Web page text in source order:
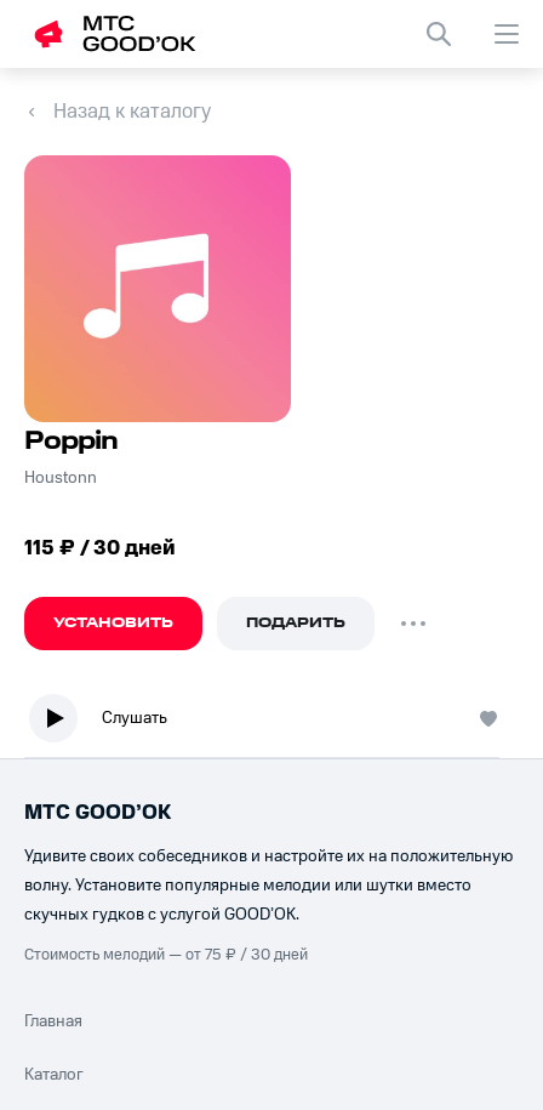
Назад к каталогу
Poppin
Houstonn
115 ₽ / 30 дней
УСТАНОВИТЬ ПОДАРИТЬ
Слушать
МТС GOOD’OK
Удивите своих собеседников и настройте их на положительную
волну. Установите популярные мелодии или шутки вместо
скучных гудков с услугой GOOD’OK.
Стоимость мелодий — от 75 ₽ / 30 дней
Главная
Каталог